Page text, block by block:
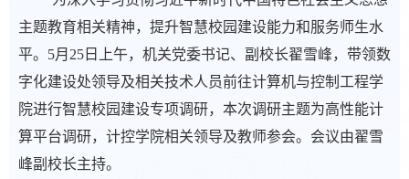
主题教育相关精神，提升智慧校园建设能力和服务师生水
平。 5月 25 日上午，机关党委书记、副校长翟雪峰，带领数
字化建设处领导及相关技术人员前往计算机与控制工程学
院进行智慧校园建设专项调研，本次调研主题为高性能计
算平台调研，计控学院相关领导及教师参会。会议由翟雪
峰副校长主持。